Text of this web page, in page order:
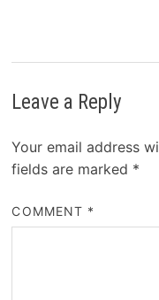
Leave a Reply
Your email address
fields are marked *
COMMENT *